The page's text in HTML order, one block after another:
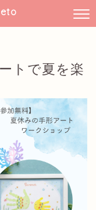
トで夏を楽